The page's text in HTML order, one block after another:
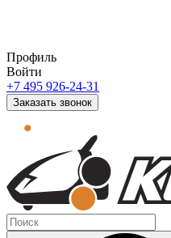
Профиль
Войти
+7 495 926-24-31
Заказать звонок